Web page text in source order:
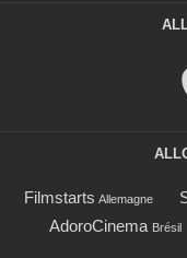
Filmstarts Allemagne
AdoroCinema Brésil